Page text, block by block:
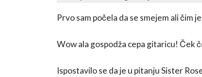
Prvo sam počela da se smejem ali čim
Wow ala gospodža cepa gitaricu! Ček
Ispostavilo se da je u pitanju Sister